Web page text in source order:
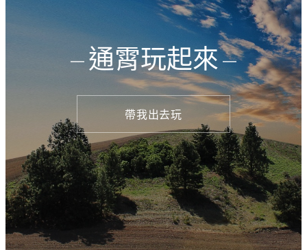
通霄玩起來
帶我出去玩